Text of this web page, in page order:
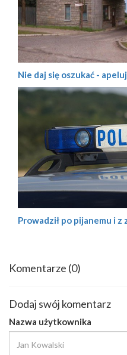
Nie daj się oszukać -
Prowadził po pijanemu i z
Komentarze (0)
Dodaj swój komentarz
Nazwa użytkownika